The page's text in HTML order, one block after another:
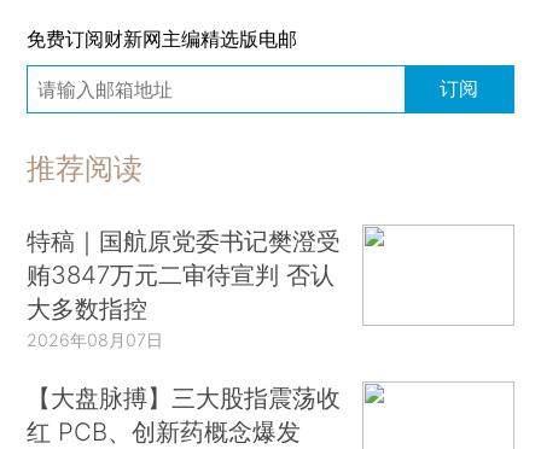
免费订阅财新网主编精选版电邮
订阅
推荐阅读
特稿｜国航原党委书记樊澄受
贿3847万元二审待宣判 否认
大多数指控
2026年08月07日
【大盘脉搏】三大股指震荡收
红 PCB、创新药概念爆发